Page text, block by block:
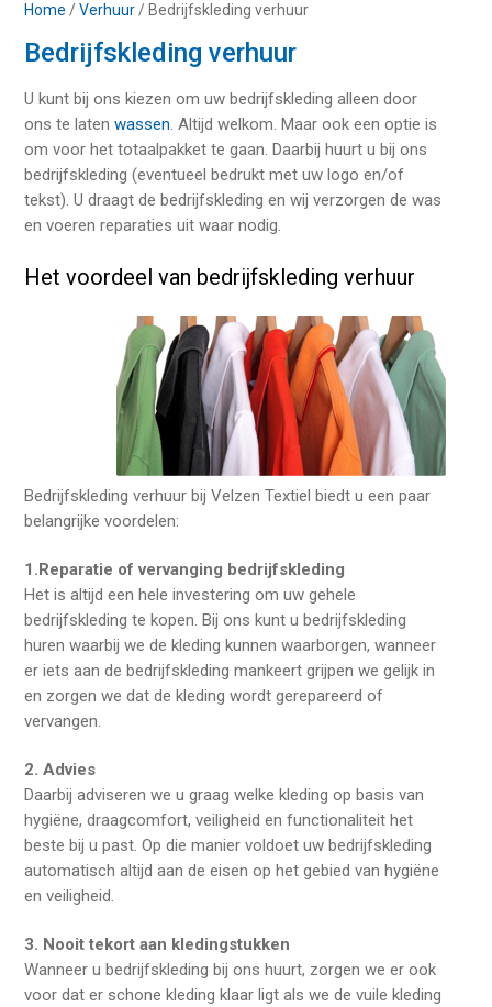
Home /Verhuur/ Bedrijfskleding verhuur
Bedrijfskleding verhuur
U kunt bij ons kiezen om uw bedrijfskleding alleen door
ons te latenwassen. Altijd welkom. Maar ook een optie is
om voor het totaalpakket te gaan. Daarbij huurt u bij ons
bedrijfskleding (eventueel bedrukt met uw logo en/of
tekst). U draagt de bedrijfskleding en wij verzorgen de was
en voeren reparaties uit waar nodig.
Het voordeel van bedrijfskleding verhuur
Bedrijfskleding verhuur bij Velzen Textiel biedt u een paar
belangrijke voordelen:
1.Reparatie of vervanging bedrijfskleding
Het is altijd een hele investering om uw gehele
bedrijfskleding te kopen. Bij ons kunt u bedrijfskleding
huren waarbij we de kleding kunnen waarborgen, wanneer
er iets aan de bedrijfskleding mankeert grijpen we gelijk in
en zorgen we dat de kleding wordt gerepareerd of
vervangen.
2. Advies
Daarbij adviseren we u graag welke kleding op basis van
hygiëne, draagcomfort, veiligheid en functionaliteit het
beste bij u past. Op die manier voldoet uw bedrijfskleding
automatisch altijd aan de eisen op het gebied van hygiëne
en veiligheid.
3. Nooit tekort aan kledingstukken
Wanneer u bedrijfskleding bij ons huurt, zorgen we er ook
voor dat er schone kleding klaar ligt als we de vuile kleding